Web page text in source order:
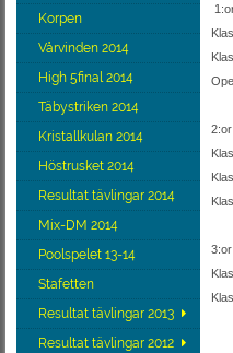
Korpen
Vårvinden 2014
High 5final 2014
Täbystriken 2014
Kristallkulan 2014
Höstrusket 2014
Resultat tävlingar 2014
Mix-DM 2014
Poolspelet 13-14
Stafetten
Resultat tävlingar 2013
Resultat tävlingar 2012